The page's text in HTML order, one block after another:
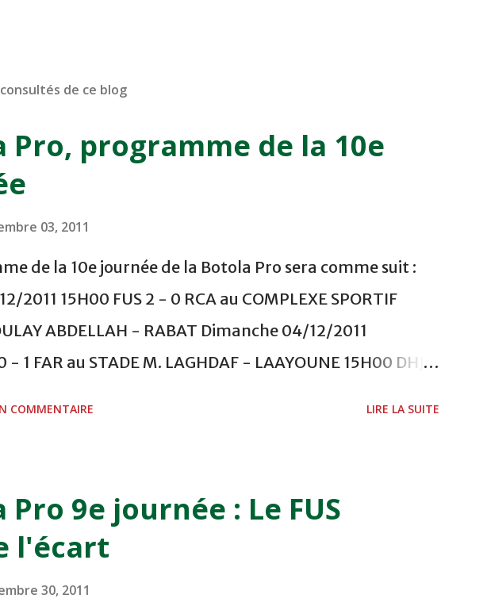
de ce blog
Pro, programme de la 10e
03, 2011
de la 10e journée de la Botola Pro sera comme suit :
2011 15H00 FUS 2 - 0 RCA au COMPLEXE SPORTIF
ABDELLAH - RABAT Dimanche 04/12/2011
- 1 FAR au STADE M. LAGHDAF - LAAYOUNE 15H00 DHJ 0
DE FES - FES WAC - MAS Reporté pour cause de
de la CAF COMPLEXE SPORTIF MOHAMMED
COMMENTAIRE LIRE LA SUITE
Pro 9e journée : Le FUS
l'écart
30, 2011